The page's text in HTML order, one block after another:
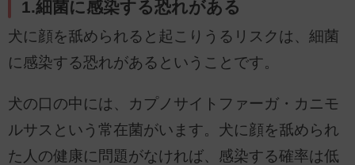
1.細菌に感染する恐れがある
犬に顔を舐められると起こりうるリスクは、細菌
に感染する恐れがあるということです。
犬の口の中には、カプノサイトファーガ・カニモ
ルサスという常在菌がいます。犬に顔を舐められ
た人の健康に問題がなければ、感染する確率は低